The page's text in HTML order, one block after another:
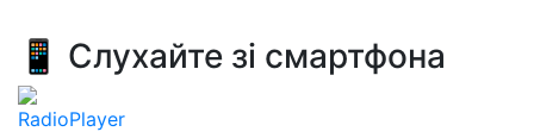
📱 Слухайте зі смартфона
RadioPlayer